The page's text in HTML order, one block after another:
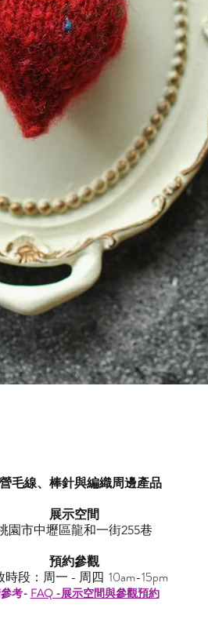
毛線、棒針與編織周邊產品
展示空間
園市中壢區龍和一街255巷
預約參觀
時段：周一 - 周四 10am-15pm
考- FAQ -展示空間與參觀預約